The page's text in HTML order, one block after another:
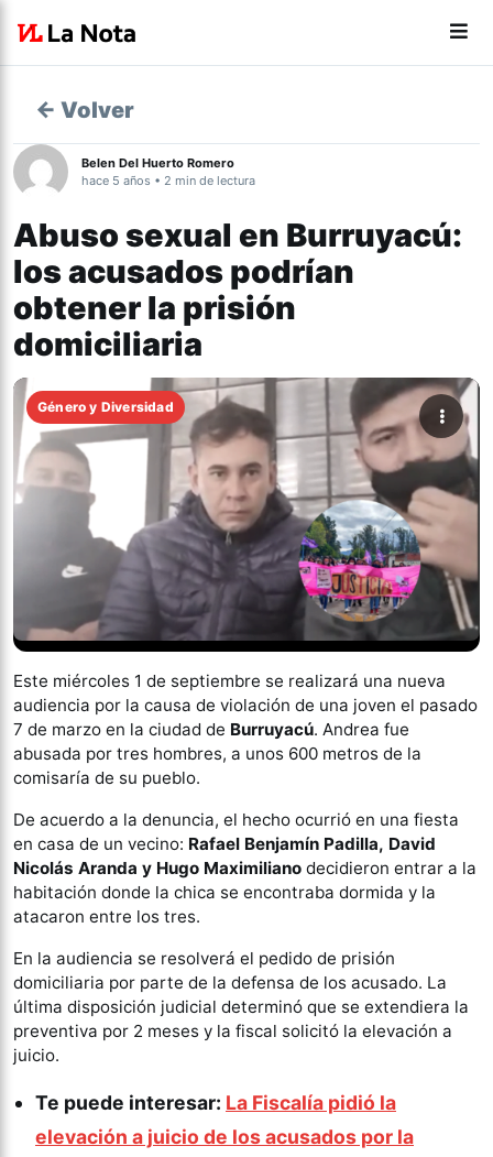
← Volver
Belen Del Huerto Romero
hace 5 años • 2 min de lectura
Abuso sexual en Burruyacú:
los acusados podrían
obtener la prisión
domiciliaria
Género y Diversidad
Este miércoles 1 de septiembre se realizará una nueva
audiencia por la causa de violación de una joven el pasado
7 de marzo en la ciudad de Burruyacú. Andrea fue
abusada por tres hombres, a unos 600 metros de la
comisaría de su pueblo.
De acuerdo a la denuncia, el hecho ocurrió en una fiesta
en casa de un vecino: Rafael Benjamín Padilla, David
Nicolás Aranda y Hugo Maximiliano decidieron entrar a la
habitación donde la chica se encontraba dormida y la
atacaron entre los tres.
En la audiencia se resolverá el pedido de prisión
domiciliaria por parte de la defensa de los acusado. La
última disposición judicial determinó que se extendiera la
preventiva por 2 meses y la fiscal solicitó la elevación a
juicio.
Te puede interesar: La Fiscalía pidió la
elevación a juicio de los acusados por la